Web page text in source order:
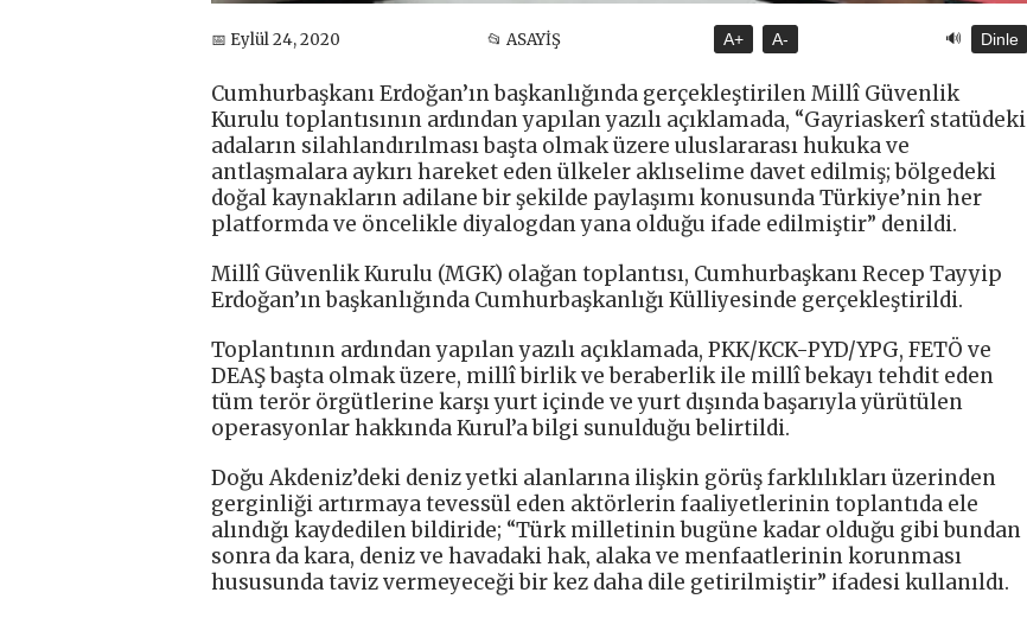
📅 Eylül 24, 2020 📂 ASAYİŞ A+ A- 🔊 Dinle
Cumhurbaşkanı Erdoğan’ın başkanlığında gerçekleştirilen Millî Güvenlik
Kurulu toplantısının ardından yapılan yazılı açıklamada, “Gayriaskerî statüdeki
adaların silahlandırılması başta olmak üzere uluslararası hukuka ve
antlaşmalara aykırı hareket eden ülkeler aklıselime davet edilmiş; bölgedeki
doğal kaynakların adilane bir şekilde paylaşımı konusunda Türkiye’nin her
platformda ve öncelikle diyalogdan yana olduğu ifade edilmiştir” denildi.
Millî Güvenlik Kurulu (MGK) olağan toplantısı, Cumhurbaşkanı Recep Tayyip
Erdoğan’ın başkanlığında Cumhurbaşkanlığı Külliyesinde gerçekleştirildi.
Toplantının ardından yapılan yazılı açıklamada, PKK/KCK-PYD/YPG, FETÖ ve
DEAŞ başta olmak üzere, millî birlik ve beraberlik ile millî bekayı tehdit eden
tüm terör örgütlerine karşı yurt içinde ve yurt dışında başarıyla yürütülen
operasyonlar hakkında Kurul’a bilgi sunulduğu belirtildi.
Doğu Akdeniz’deki deniz yetki alanlarına ilişkin görüş farklılıkları üzerinden
gerginliği artırmaya tevessül eden aktörlerin faaliyetlerinin toplantıda ele
alındığı kaydedilen bildiride; “Türk milletinin bugüne kadar olduğu gibi bundan
sonra da kara, deniz ve havadaki hak, alaka ve menfaatlerinin korunması
hususunda taviz vermeyeceği bir kez daha dile getirilmiştir” ifadesi kullanıldı.